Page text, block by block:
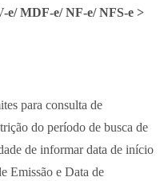
e/ MDF-e/ NF-e/ NFS-e >
para consulta de
do período de busca de
de informar data de início
Emissão e Data de